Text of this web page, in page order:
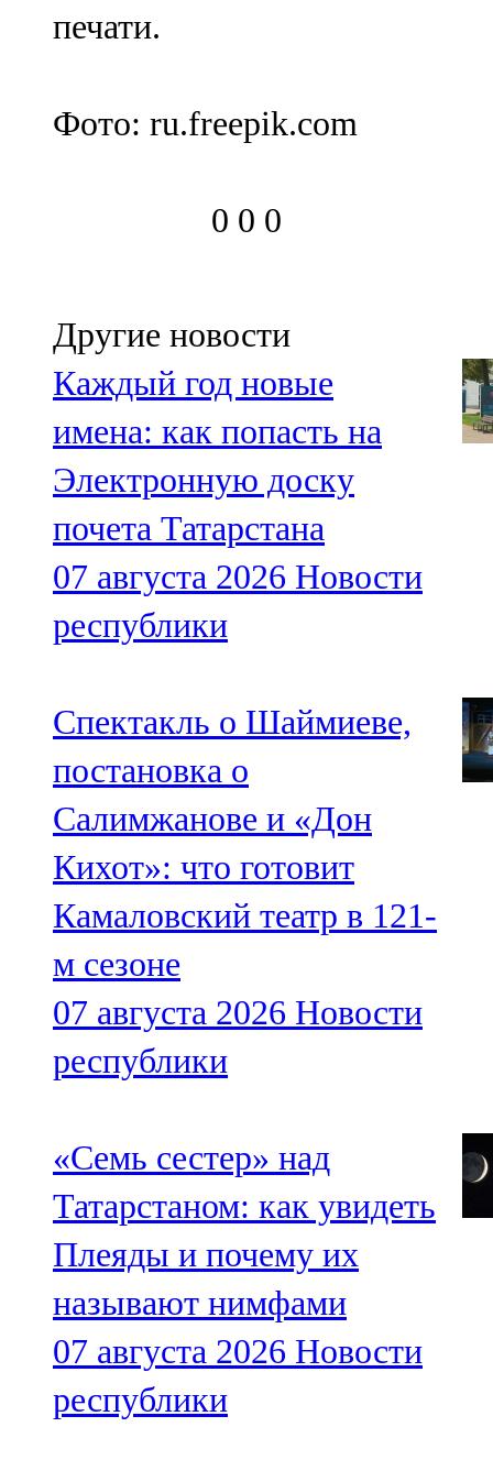
печати.
Фото: ru.freepik.com
0 0 0
Другие новости
Каждый год новые
имена: как попасть на
Электронную доску
почета Татарстана
07 августа 2026 Новости
республики
Спектакль о Шаймиеве,
постановка о
Салимжанове и «Дон
Кихот»: что готовит
Камаловский театр в 121-
м сезоне
07 августа 2026 Новости
республики
«Семь сестер» над
Татарстаном: как увидеть
Плеяды и почему их
называют нимфами
07 августа 2026 Новости
республики